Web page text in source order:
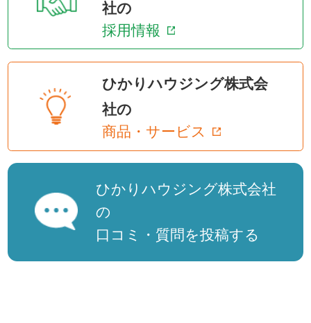
社の
採用情報
ひかりハウジング株式会
社の
商品・サービス
ひかりハウジング株式会社
の
口コミ・質問を投稿する